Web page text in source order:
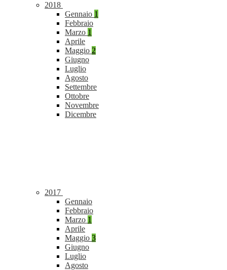
2018
Gennaio 1
Febbraio
Marzo 1
Aprile
Maggio 2
Giugno
Luglio
Agosto
Settembre
Ottobre
Novembre
Dicembre
2017
Gennaio
Febbraio
Marzo 1
Aprile
Maggio 3
Giugno
Luglio
Agosto